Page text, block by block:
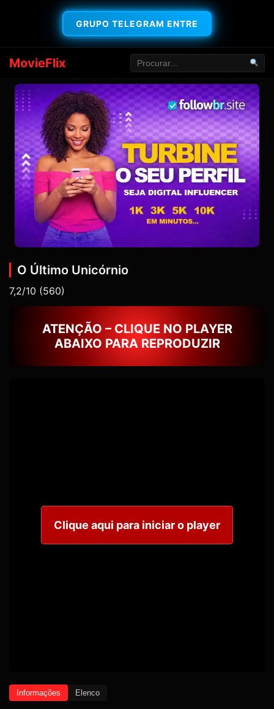
GRUPO TELEGRAM ENTRE
MovieFlix
O Último Unicórnio
7,2/10 (560)
ATENÇÃO – CLIQUE NO PLAYER
ABAIXO PARA REPRODUZIR
Clique aqui para iniciar o player
Informações Elenco